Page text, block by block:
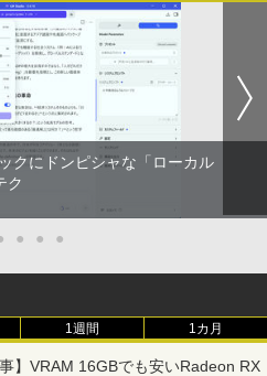
クにドンピシャな「ローカル
ク
● ● ●
1週間 1カ月
】VRAM 16GBでも安いRadeon RX